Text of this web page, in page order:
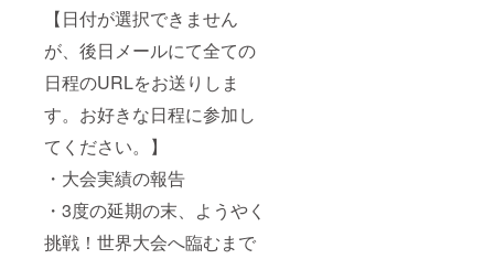
【日付が選択できません
が、後日メールにて全ての
日程のURLをお送りしま
す。お好きな日程に参加し
てください。】
・大会実績の報告
・3度の延期の末、ようやく
挑戦！世界大会へ臨むまで